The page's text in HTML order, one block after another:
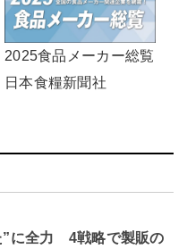
2025食品メーカー総覧
日本食糧新聞社
”に全力 4戦略で製販の